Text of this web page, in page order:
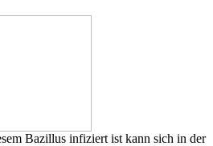
Bazillus infiziert ist kann sich in der